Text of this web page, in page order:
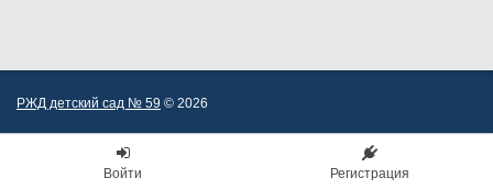
РЖД детский сад № 59 © 2026
Войти Регистрация